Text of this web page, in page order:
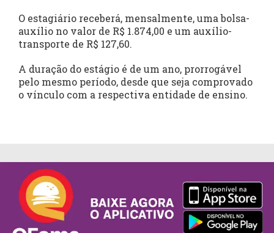
O estagiário receberá, mensalmente, uma bolsa-
auxílio no valor de R$ 1.874,00 e um auxílio-
transporte de R$ 127,60.
A duração do estágio é de um ano, prorrogável
pelo mesmo período, desde que seja comprovado
o vínculo com a respectiva entidade de ensino.